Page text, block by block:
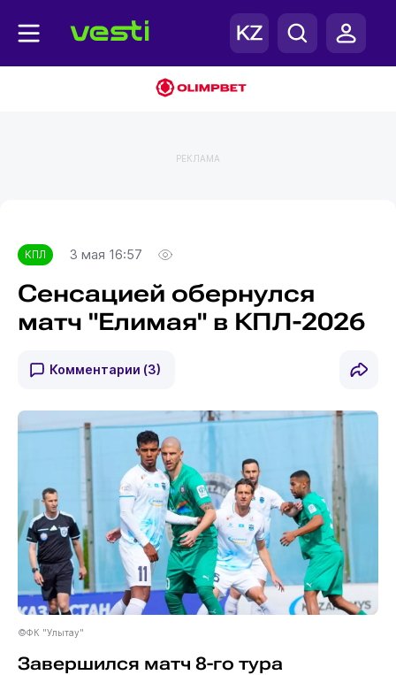
РЕКЛАМА
КПЛ 3 мая 16:57
Сенсацией обернулся
матч "Елимая" в КПЛ-2026
Комментарии (3)
©ФК "Улытау"
Завершился матч 8-го тура